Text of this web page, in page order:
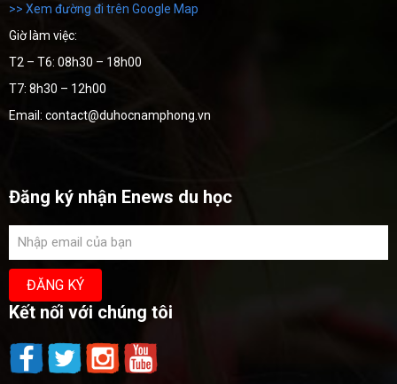
>> Xem đường đi trên Google Map
Giờ làm việc:
T2 – T6: 08h30 – 18h00
T7: 8h30 – 12h00
Email: contact@duhocnamphong.vn
Đăng ký nhận Enews du học
Kết nối với chúng tôi